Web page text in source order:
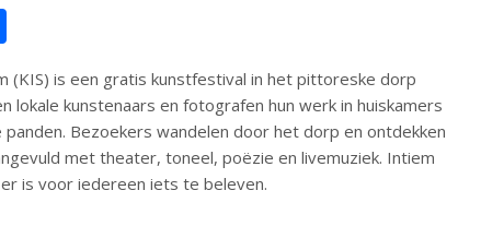
e
n
(KIS) is een gratis kunstfestival in het pittoreske dorp
lokale kunstenaars en fotografen hun werk in huiskamers
Bezoekers wandelen door het dorp en ontdekken
met theater, toneel, poëzie en livemuziek. Intiem
is voor iedereen iets te beleven.